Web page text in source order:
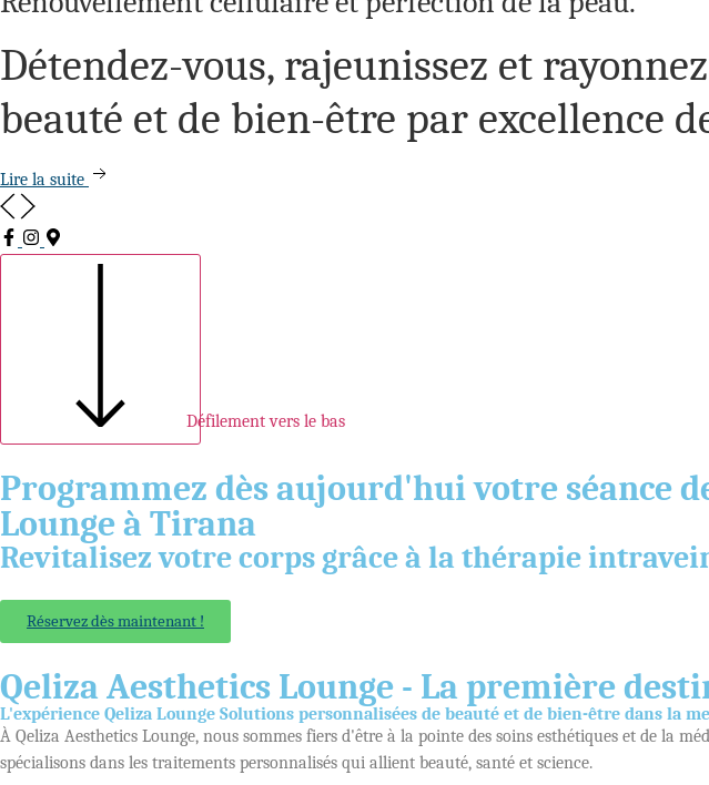
Détendez-vous, rajeunissez et
beauté et de bien-être par excellence
Lire la suite
Défilement vers le bas
Programmez dès aujourd'hui votre séance
Lounge à Tirana
Revitalisez votre corps grâce à la thérapie
Réservez dès maintenant !
Qeliza Aesthetics Lounge - La première
L'expérience Qeliza Lounge Solutions personnalisées de beauté et de bien-être dans la
À Qeliza Aesthetics Lounge, nous sommes fiers d'être à la pointe des soins esthétiques et de la
spécialisons dans les traitements personnalisés qui allient beauté, santé et science.